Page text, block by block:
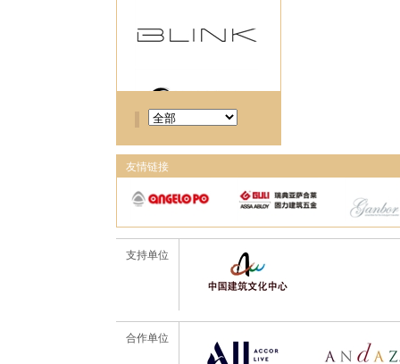
友情链接
支持单位
合作单位